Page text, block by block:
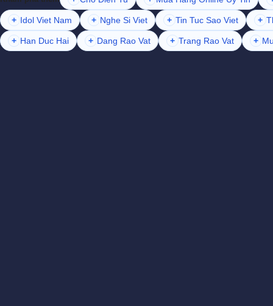
+ Idol Viet Nam + Nghe Si Viet + Tin Tuc Sao Viet +
+ Han Duc Hai + Dang Rao Vat + Trang Rao Vat +